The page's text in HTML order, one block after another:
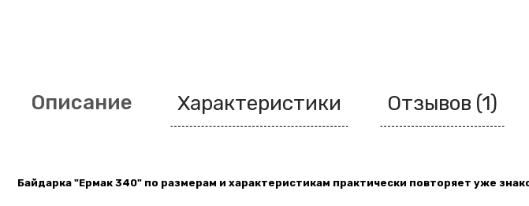
Описание Характеристики Отзывов (1)
Байдарка "Ермак 340" по размерам и характеристикам практически повторяет уже